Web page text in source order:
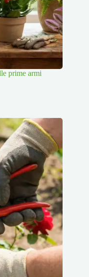
prime armi